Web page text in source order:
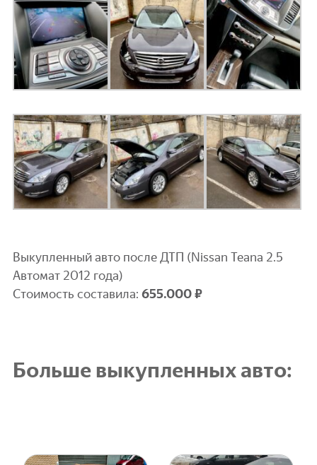
Выкупленный авто после ДТП (Nissan Teana 2.5
Автомат 2012 года)
Стоимость составила: 655.000 ₽
Больше выкупленных авто: